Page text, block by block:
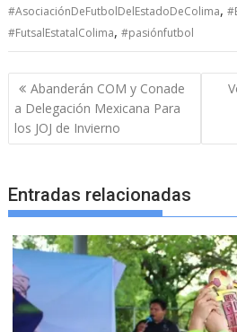
#AsociaciónDeFutbolDelEstadoDeColima,
#FutsalEstatalColima,#pasiónfutbol
Navegación
de
entradas
Abanderán COM y Conade
a Delegación Mexicana Para
los JOJ de Invierno
Entradas relacionadas